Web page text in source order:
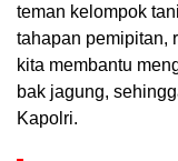
teman kelompok
tahapan pemipitan,
kita membantu
bak jagung,
Kapolri.